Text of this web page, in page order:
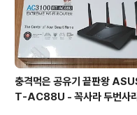
충격먹은 공유기 끝판왕
T-AC88U - 꼭사라 두번사